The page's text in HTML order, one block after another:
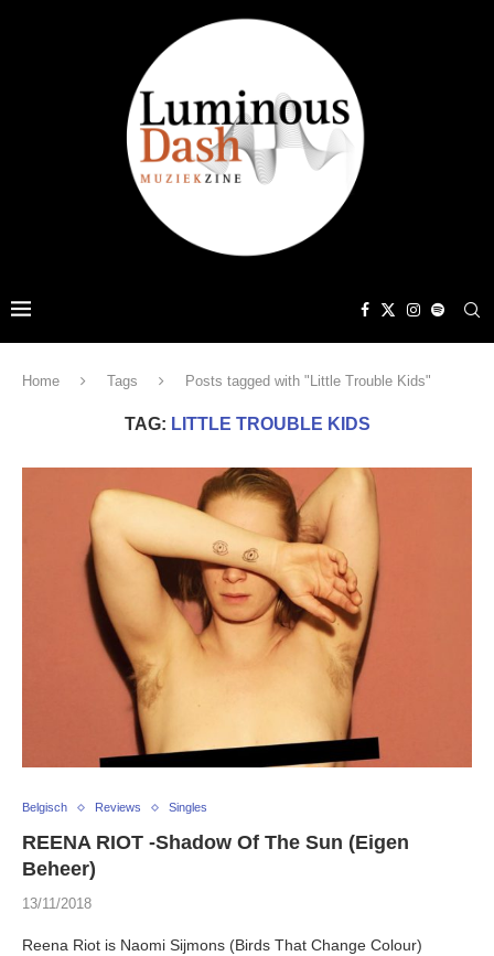
Home Tags Posts tagged with "Little Trouble Kids"
TAG: LITTLE TROUBLE KIDS
Belgisch Reviews Singles
REENA RIOT -Shadow Of The Sun (Eigen
Beheer)
13/11/2018
Reena Riot is Naomi Sijmons (Birds That Change Colour)